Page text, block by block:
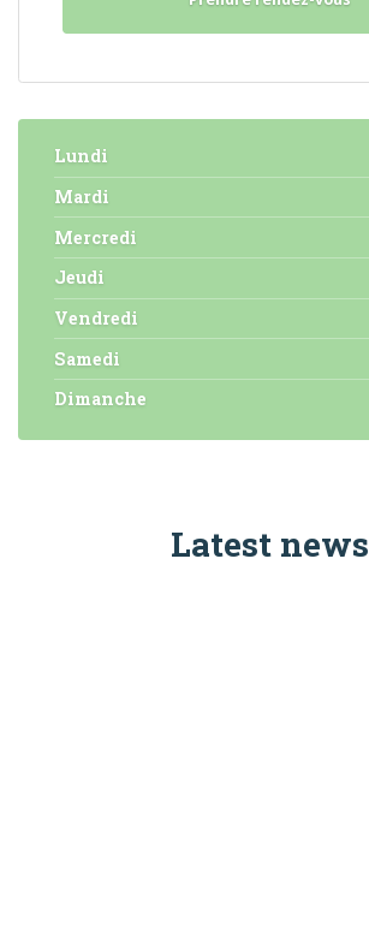
Lundi
Mardi
Mercredi
Jeudi
Vendredi
Samedi
Dimanche
Latest news